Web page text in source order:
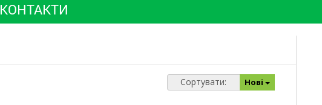
КОНТАКТИ
Сортувати: Нові